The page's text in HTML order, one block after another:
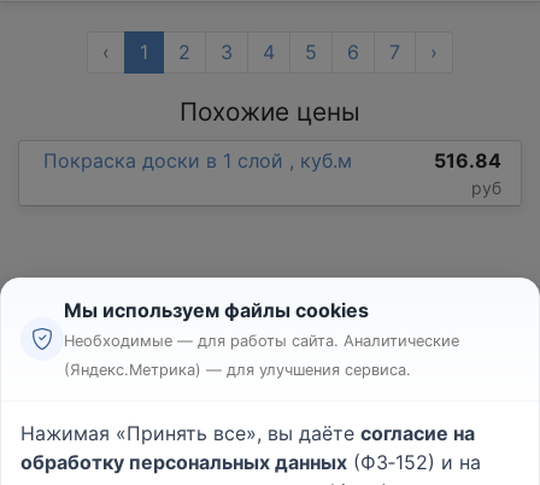
‹ 1 2 3 4 5 6 7 ›
Похожие цены
Покраска доски в 1 слой , куб.м 516.84
руб
Реклама
Пользовательское соглашение
Политика конфиденциальности
Мы используем файлы cookies
Необходимые — для работы сайта. Аналитические
(Яндекс.Метрика) — для улучшения сервиса.
Нажимая «Принять все», вы даёте согласие на
обработку персональных данных (ФЗ‑152) и на